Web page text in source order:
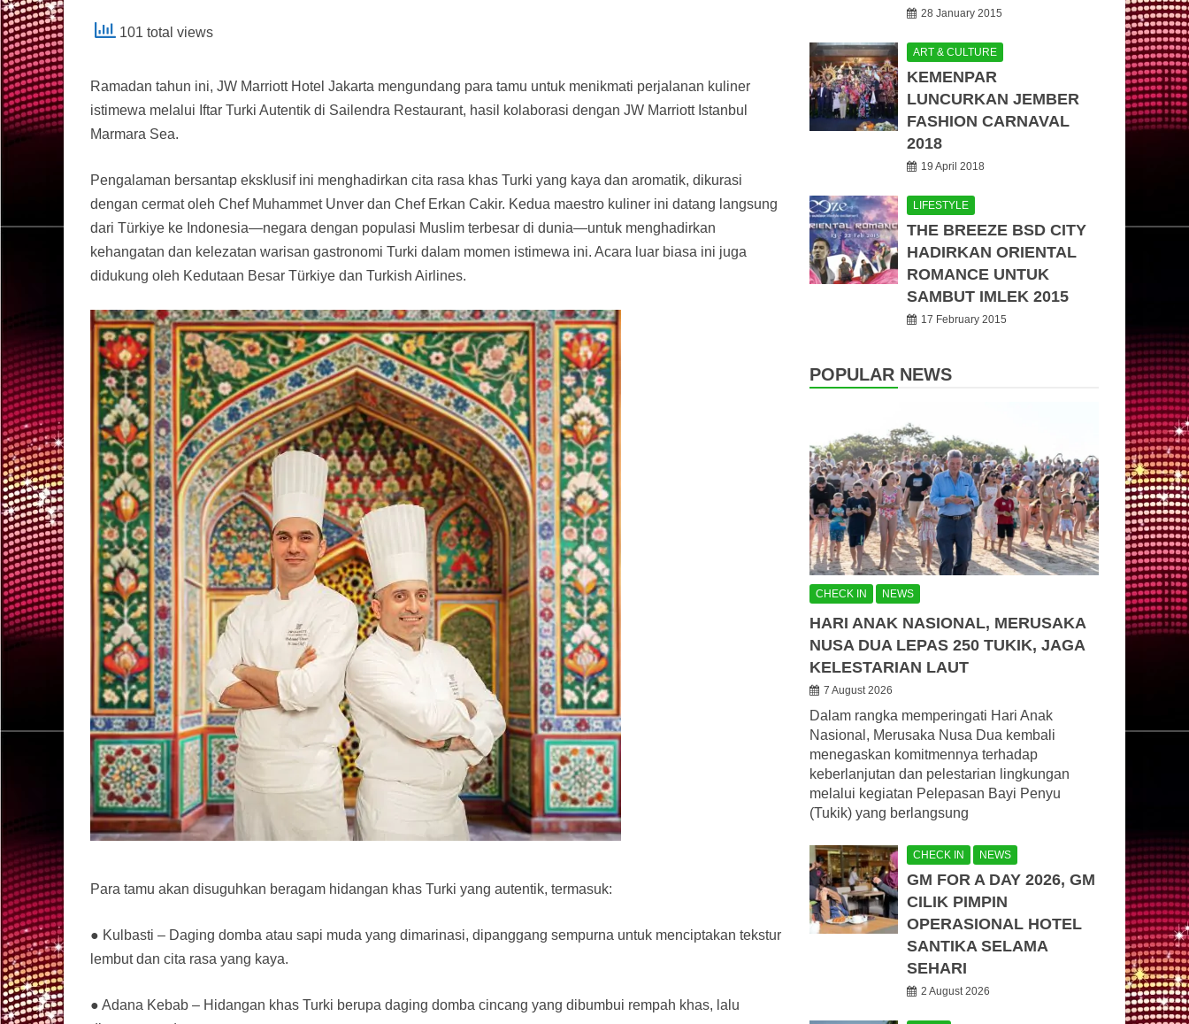
101 total views
Ramadan tahun ini, JW Marriott Hotel Jakarta mengundang para tamu untuk menikmati perjalanan kuliner
istimewa melalui Iftar Turki Autentik di Sailendra Restaurant, hasil kolaborasi dengan JW Marriott Istanbul
Marmara Sea.
Pengalaman bersantap eksklusif ini menghadirkan cita rasa khas Turki yang kaya dan aromatik, dikurasi
dengan cermat oleh Chef Muhammet Unver dan Chef Erkan Cakir. Kedua maestro kuliner ini datang langsung
dari Türkiye ke Indonesia—negara dengan populasi Muslim terbesar di dunia—untuk menghadirkan
kehangatan dan kelezatan warisan gastronomi Turki dalam momen istimewa ini. Acara luar biasa ini juga
didukung oleh Kedutaan Besar Türkiye dan Turkish Airlines.
Para tamu akan disuguhkan beragam hidangan khas Turki yang autentik, termasuk:
● Kulbasti – Daging domba atau sapi muda yang dimarinasi, dipanggang sempurna untuk menciptakan tekstur
lembut dan cita rasa yang kaya.
● Adana Kebab – Hidangan khas Turki berupa daging domba cincang yang dibumbui rempah khas, lalu
28 January 2015
ART & CULTURE
KEMENPAR
LUNCURKAN JEMBER
FASHION CARNAVAL
2018
19 April 2018
LIFESTYLE
THE BREEZE BSD CITY
HADIRKAN ORIENTAL
ROMANCE UNTUK
SAMBUT IMLEK 2015
17 February 2015
POPULAR NEWS
CHECK IN NEWS
HARI ANAK NASIONAL, MERUSAKA
NUSA DUA LEPAS 250 TUKIK, JAGA
KELESTARIAN LAUT
7 August 2026
Dalam rangka memperingati Hari Anak
Nasional, Merusaka Nusa Dua kembali
menegaskan komitmennya terhadap
keberlanjutan dan pelestarian lingkungan
melalui kegiatan Pelepasan Bayi Penyu
(Tukik) yang berlangsung
CHECK IN NEWS
GM FOR A DAY 2026, GM
CILIK PIMPIN
OPERASIONAL HOTEL
SANTIKA SELAMA
SEHARI
2 August 2026